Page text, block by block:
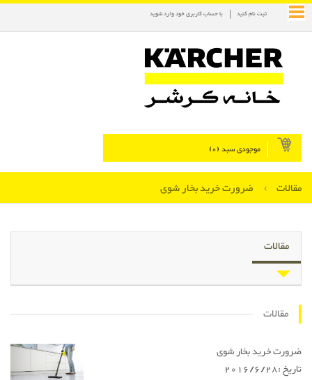
ثبت نام کنید با حساب کاربری خود وارد شوید
موجودی سبد (0
)
مقالات › ضرورت خرید بخار شوی
مقالات
مقالات
ضرورت خرید بخار شوی
تاریخ :2016/6/28